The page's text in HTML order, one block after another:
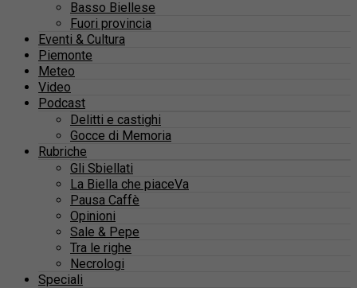
Basso Biellese
Fuori provincia
Eventi & Cultura
Piemonte
Meteo
Video
Podcast
Delitti e castighi
Gocce di Memoria
Rubriche
Gli Sbiellati
La Biella che piaceVa
Pausa Caffè
Opinioni
Sale & Pepe
Tra le righe
Necrologi
Speciali